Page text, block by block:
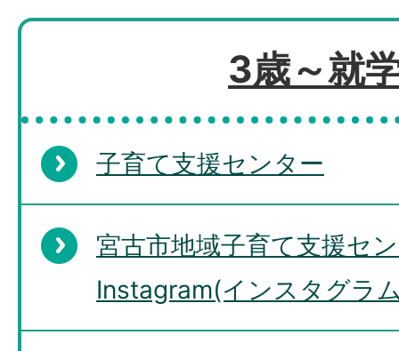
3歳～就
子育て支援センター
宮古市地域子育て支援セ
Instagram(インスタグラ